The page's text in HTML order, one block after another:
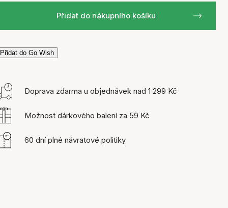
Přidat do nákupního košíku
Přidat do Go Wish
Doprava zdarma u objednávek nad 1 299 Kč
Možnost dárkového balení za 59 Kč
60 dní plné návratové politiky